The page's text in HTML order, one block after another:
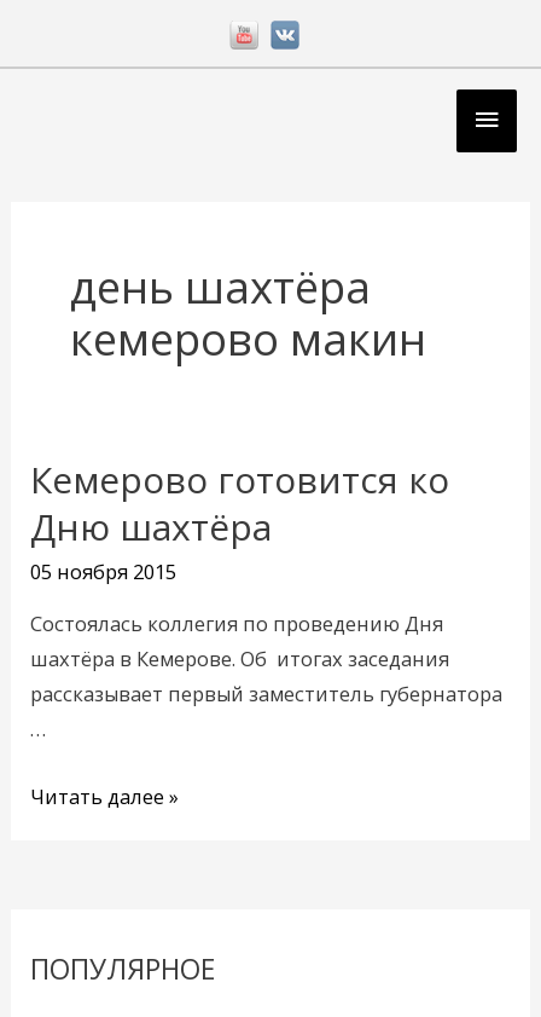
день шахтёра
кемерово макин
Кемерово готовится ко
Дню шахтёра
05 ноября 2015
Состоялась коллегия по проведению Дня
шахтёра в Кемерове. Об итогах заседания
рассказывает первый заместитель губернатора
…
Кемерово
готовится
ко
Дню
шахтёра
Читать далее »
ПОПУЛЯРНОЕ